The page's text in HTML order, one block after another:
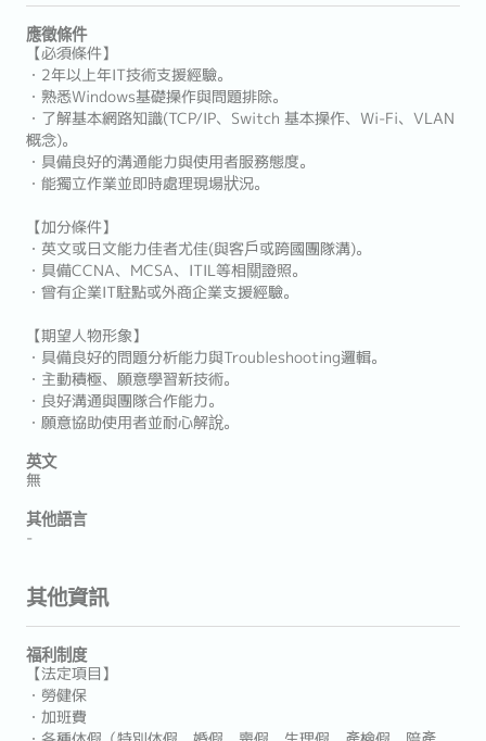
應徵條件
【必須條件】
・2年以上年IT技術支援經驗。
・熟悉Windows基礎操作與問題排除。
・了解基本網路知識(TCP/IP、Switch 基本操作、Wi-Fi、VLAN
概念)。
・具備良好的溝通能力與使用者服務態度。
・能獨立作業並即時處理現場狀況。
【加分條件】
・英文或日文能力佳者尤佳(與客戶或跨國團隊溝)。
・具備CCNA、MCSA、ITIL等相關證照。
・曾有企業IT駐點或外商企業支援經驗。
【期望人物形象】
・具備良好的問題分析能力與Troubleshooting邏輯。
・主動積極、願意學習新技術。
・良好溝通與團隊合作能力。
・願意協助使用者並耐心解說。
英文
無
其他語言
-
其他資訊
福利制度
【法定項目】
・勞健保
・加班費